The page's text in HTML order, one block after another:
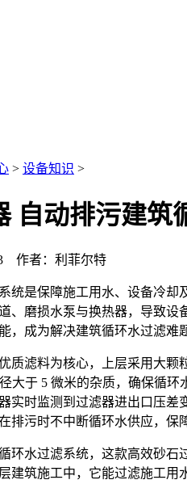
> 设备知识 >
自动排污建筑
作者：利菲尔特
统是保障施工用水、设备冷却
、磨损水泵与换热器，导致
，成为解决建筑循环水过滤难
质滤料为核心，上层采用大
大于 5 微米的杂质，确保循
实时监测到过滤器进出口压
排污时不中断循环水供应，保
环水过滤系统，这款高效砂
建筑施工中，它能过滤施工